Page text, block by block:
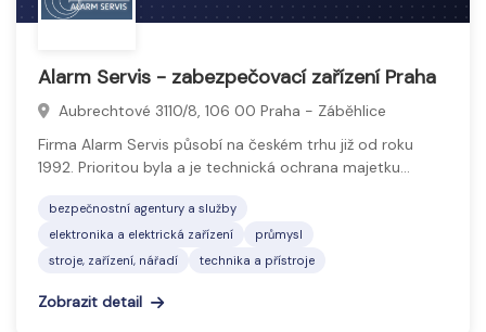
Alarm Servis - zabezpečovací zařízení Praha
Aubrechtové 3110/8, 106 00 Praha - Záběhlice
Firma Alarm Servis působí na českém trhu již od roku
1992. Prioritou byla a je technická ochrana majetku…
bezpečnostní agentury a služby
elektronika a elektrická zařízení
průmysl
stroje, zařízení, nářadí
technika a přístroje
Zobrazit detail